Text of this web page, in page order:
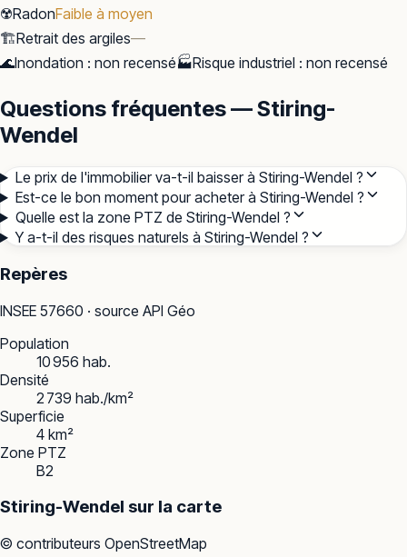
☢️RadonFaible à moyen
🏗️Retrait des argiles—
🌊Inondation : non recensé🏭Risque industriel : non recensé
Questions fréquentes — Stiring-
Wendel
Le prix de l'immobilier va-t-il baisser à Stiring-Wendel ?
Est-ce le bon moment pour acheter à Stiring-Wendel ?
Quelle est la zone PTZ de Stiring-Wendel ?
Y a-t-il des risques naturels à Stiring-Wendel ?
Repères
INSEE 57660 · source API Géo
Population
10 956 hab.
Densité
2 739 hab./km²
Superficie
4 km²
Zone PTZ
B2
Stiring-Wendel sur la carte
© contributeurs OpenStreetMap